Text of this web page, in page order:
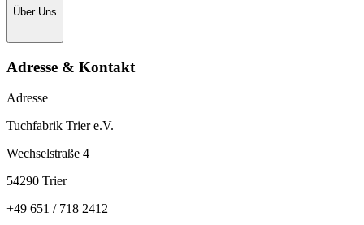
Über Uns
Adresse & Kontakt
Adresse
Tuchfabrik Trier e.V.
Wechselstraße 4
54290 Trier
+49 651 / 718 2412